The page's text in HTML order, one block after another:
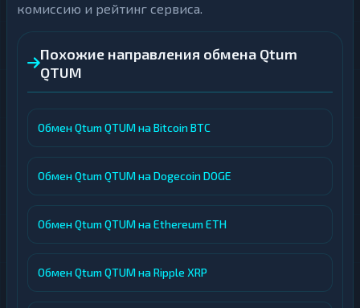
комиссию и рейтинг сервиса.
Похожие направления обмена Qtum
QTUM
Обмен Qtum QTUM на Bitcoin BTC
Обмен Qtum QTUM на Dogecoin DOGE
Обмен Qtum QTUM на Ethereum ETH
Обмен Qtum QTUM на Ripple XRP